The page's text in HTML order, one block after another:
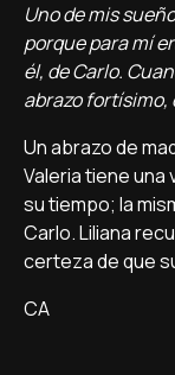
Uno de mis
porque para mí
él, de Carlo.
abrazo fortísimo,
Un abrazo de
Valeria tiene una
su tiempo; la
Carlo. Liliana
certeza de que
CA